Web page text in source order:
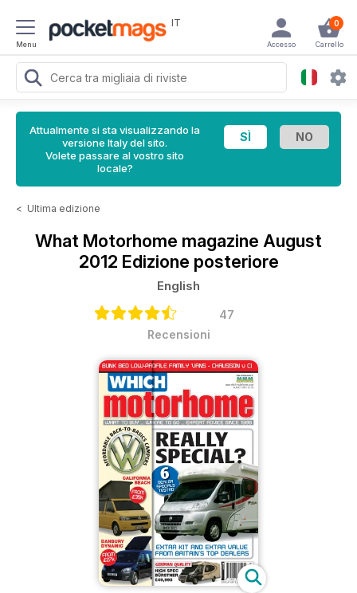
Menu
IT 0
Carrello
Accesso
Attualmente si sta visualizzando la
versione Italy del sito.
Volete passare al vostro sito
locale?
< Ultima edizione
What Motorhome magazine August
2012 Edizione posteriore
English
47
Recensioni